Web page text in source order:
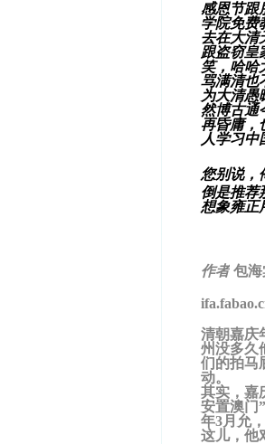
感恩节跟
学院免费
去在大清
跟盗窃皇
笑，哈哈
骂满清也
为大清愚
然博古通
再昏庸，
人学习中
您别说，
倒是推荐
想象雍正
作者 包海
清朝嘉庆
州没多久
们的拍马
动。
其实，嘉
安置澳门
年3月允
这儿，他